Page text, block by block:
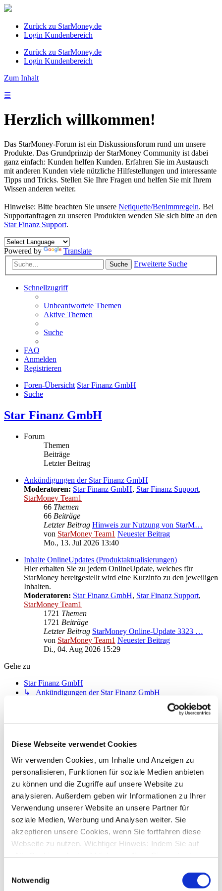
Diese Webseite verwendet Cookies
Wir verwenden Cookies, um Inhalte und Anzeigen zu
personalisieren, Funktionen für soziale Medien anbieten
zu können und die Zugriffe auf unsere Website zu
analysieren. Außerdem geben wir Informationen zu Ihrer
Verwendung unserer Website an unsere Partner für
soziale Medien, Werbung und Analysen weiter. Sie
akzeptieren unsere Cookies, wenn Sie fortfahren diese
Webseite zu nutzen. Wichtiger Hinweis: Indem Sie auf
Benutzung bestimmter Dienste auf der Seite (Twitter,
Notwendig
Zurück zu StarMoney.de
Login Kundenbereich
Zurück zu StarMoney.de
Login Kundenbereich
Zum Inhalt
☰
Herzlich willkommen!
Das StarMoney-Forum ist ein Diskussionsforum rund um unsere
Produkte. Das Grundprinzip der StarMoney Community ist dabei
ganz einfach: Kunden helfen Kunden. Erfahren Sie im Austausch
mit anderen Kunden viele nützliche Hilfestellungen und interessante
Tipps und Tricks. Stellen Sie Ihre Fragen und helfen Sie mit Ihrem
Wissen anderen weiter.
Hinweise: Bitte beachten Sie unsere Netiquette/Benimmregeln. Bei
Supportanfragen zu unseren Produkten wenden Sie sich bitte an den
Star Finanz Support.
Powered by Translate
Suche Erweiterte Suche
Schnellzugriff
Unbeantwortete Themen
Aktive Themen
Suche
FAQ
Anmelden
Registrieren
Foren-Übersicht Star Finanz GmbH
Suche
Star Finanz GmbH
Forum
Themen
Beiträge
Letzter Beitrag
Ankündigungen der Star Finanz GmbH
Moderatoren: Star Finanz GmbH, Star Finanz Support,
StarMoney Team1
66 Themen
66 Beiträge
Letzter Beitrag Hinweis zur Nutzung von StarM…
von StarMoney Team1 Neuester Beitrag
Mo., 13. Jul 2026 13:40
Inhalte OnlineUpdates (Produktaktualisierungen)
Hier erhalten Sie zu jedem OnlineUpdate, welches für
StarMoney bereitgestellt wird eine Kurzinfo zu den jeweiligen
Inhalten.
Moderatoren: Star Finanz GmbH, Star Finanz Support,
StarMoney Team1
1721 Themen
1721 Beiträge
Letzter Beitrag StarMoney Online-Update 3323 …
von StarMoney Team1 Neuester Beitrag
Di., 04. Aug 2026 15:29
Gehe zu
Star Finanz GmbH
↳ Ankündigungen der Star Finanz GmbH
↳ Inhalte OnlineUpdates (Produktaktualisierungen)
↳ StarMoney Deluxe 15 und Institute
↳ Anregungen und Wünsche zu StarMoney Deluxe 15
↳ Allgemeine Fragen zu StarMoney Basic 15
↳ Installation von StarMoney Basic 15
↳ Bedienung von StarMoney Basic 15
↳ StarMoney Basic 15 und Institute
↳ Anregungen und Wünsche zu StarMoney Basic 15
StarMoney Apps für Android, iOS und MacOS
↳ StarMoney App für Android
↳ StarMoney App für iOS
↳ Allgemeine Fragen zu StarMoney Business 12